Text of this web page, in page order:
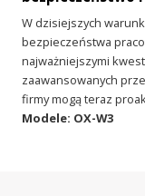
W dzisiejszych
bezpieczeństwa
najważniejszymi
zaawansowanych
firmy mogą teraz
Modele: OX-W3